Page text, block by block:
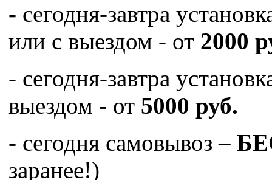
- сегодня-завтра
или с выездом - от 2000
- сегодня-завтра
выездом - от 5000 руб.
- сегодня самовывоз –
заранее!)